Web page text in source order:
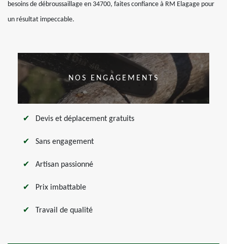
besoins de débroussaillage en 34700, faites confiance à RM Elagage pour
un résultat impeccable.
NOS ENGAGEMENTS
Devis et déplacement gratuits
Sans engagement
Artisan passionné
Prix imbattable
Travail de qualité